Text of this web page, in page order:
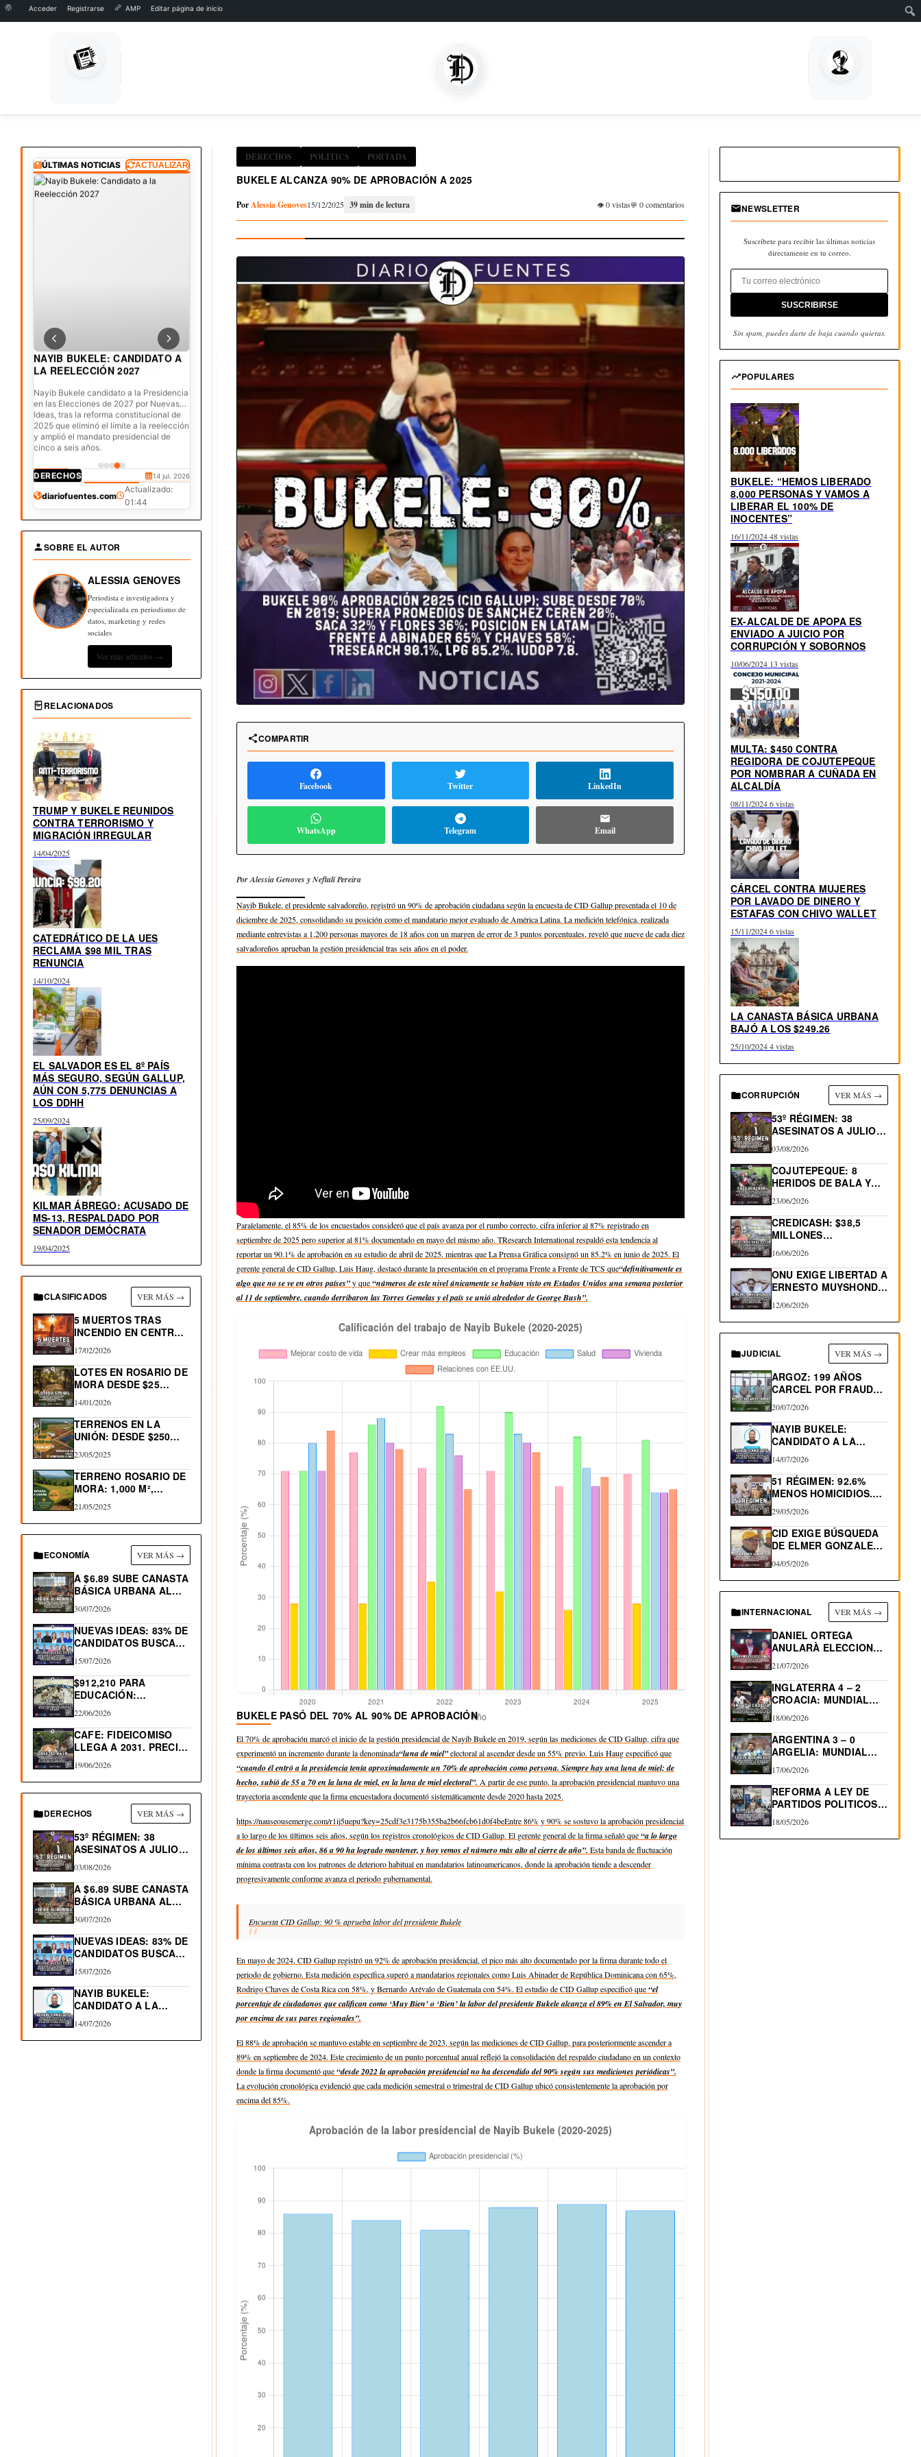
ÚLTIMAS NOTICIAS ACTUALIZAR
DERECHOS 30 jul. 2026
JUDICIAL 20 jul. 2026
DERECHOS 15 jul. 2026
NAYIB BUKELE: CANDIDATO A
LA REELECCIÓN 2027
Nayib Bukele candidato a la Presidencia
en las Elecciones de 2027 por Nuevas
Ideas, tras la reforma constitucional de
2025 que eliminó el límite a la reelección
y amplió el mandato presidencial de
cinco a seis años.
DERECHOS 14 jul. 2026
DERECHOS 22 jun. 2026
diariofuentes.com
Actualizado:
01:44
SOBRE EL AUTOR
ALESSIA GENOVES
Periodista e investigadora y
especializada en periodismo de
datos, marketing y redes
sociales
Ver más artículos →
RELACIONADOS
TRUMP Y BUKELE REUNIDOS
CONTRA TERRORISMO Y
MIGRACIÓN IRREGULAR
14/04/2025
CATEDRÁTICO DE LA UES
RECLAMA $98 MIL TRAS
RENUNCIA
14/10/2024
EL SALVADOR ES EL 8º PAÍS
MÁS SEGURO, SEGÚN GALLUP,
AÚN CON 5,775 DENUNCIAS A
LOS DDHH
25/09/2024
KILMAR ÁBREGO: ACUSADO DE
MS-13, RESPALDADO POR
SENADOR DEMÓCRATA
19/04/2025
CLASIFICADOS VER MÁS →
5 MUERTOS TRAS
INCENDIO EN CENTRO
HISTÓRICO…
17/02/2026
LOTES EN ROSARIO DE
MORA DESDE $25…
14/01/2026
TERRENOS EN LA
UNIÓN: DESDE $250
MIL…
23/05/2025
TERRENO ROSARIO DE
MORA: 1,000 M²,
NACIMIENTO…
21/05/2025
ECONOMÍA VER MÁS →
A $6.89 SUBE CANASTA
BÁSICA URBANA AL…
30/07/2026
NUEVAS IDEAS: 83% DE
CANDIDATOS BUSCAN
RE-ELECCIÓN…
15/07/2026
$912,210 PARA
EDUCACIÓN:
PROGRAMA
TRAYECTORIAS
EDUCATIVAS
COMPLEJAS
22/06/2026
CAFE: FIDEICOMISO
LLEGA A 2031. PRECIO
LIBRA…
19/06/2026
DERECHOS VER MÁS →
53º RÉGIMEN: 38
ASESINATOS A JULIO
2026.…
03/08/2026
A $6.89 SUBE CANASTA
BÁSICA URBANA AL…
30/07/2026
NUEVAS IDEAS: 83% DE
CANDIDATOS BUSCAN
RE-ELECCIÓN…
15/07/2026
NAYIB BUKELE:
CANDIDATO A LA
REELECCIÓN 2027
14/07/2026
DERECHOS POLITICS PORTADA
BUKELE ALCANZA 90% DE APROBACIÓN A 2025
PorAlessia Genoves15/12/2025 39 min de lectura 0 vistas 0 comentarios
COMPARTIR
Facebook Twitter LinkedIn
WhatsApp Telegram Email
Por Alessia Genoves y Neftalí Pereira
Nayib Bukele, el presidente salvadoreño, registró un 90% de aprobación ciudadana según la encuesta de CID Gallup presentada el 10 de
diciembre de 2025, consolidando su posición como el mandatario mejor evaluado de América Latina. La medición telefónica, realizada
mediante entrevistas a 1,200 personas mayores de 18 años con un margen de error de 3 puntos porcentuales, reveló que nueve de cada diez
salvadoreños aprueban la gestión presidencial tras seis años en el poder.
Paralelamente, el 85% de los encuestados consideró que el país avanza por el rumbo correcto, cifra inferior al 87% registrado en
septiembre de 2025 pero superior al 81% documentado en mayo del mismo año. TResearch International respaldó esta tendencia al
reportar un 90.1% de aprobación en su estudio de abril de 2025, mientras que La Prensa Gráfica consignó un 85.2% en junio de 2025. El
gerente general de CID Gallup, Luis Haug, destacó durante la presentación en el programa Frente a Frente de TCS que“definitivamente es
algo que no se ve en otros países”y que“números de este nivel únicamente se habían visto en Estados Unidos una semana posterior
al 11 de septiembre, cuando derribaron las Torres Gemelas y el país se unió alrededor de George Bush”.
BUKELE PASÓ DEL 70% AL 90% DE APROBACIÓN
El 70% de aprobación marcó el inicio de la gestión presidencial de Nayib Bukele en 2019, según las mediciones de CID Gallup, cifra que
experimentó un incremento durante la denominada“luna de miel”electoral al ascender desde un 55% previo. Luis Haug especificó que
“cuando él entró a la presidencia tenía aproximadamente un 70% de aprobación como persona. Siempre hay una luna de miel; de
hecho, subió de 55 a 70 en la luna de miel, en la luna de miel electoral”. A partir de ese punto, la aprobación presidencial mantuvo una
trayectoria ascendente que la firma encuestadora documentó sistemáticamente desde 2020 hasta 2025.
https://nauseousemerge.com/r1ij5uepu?key=25cdf3e3175b355ba2b66fcb61d0f4beEntre 86% y 90% se sostuvo la aprobación presidencial
a lo largo de los últimos seis años, según los registros cronológicos de CID Gallup. El gerente general de la firma señaló que“a lo largo
de los últimos seis años, 86 a 90 ha logrado mantener, y hoy vemos el número más alto al cierre de año”. Esta banda de fluctuación
mínima contrasta con los patrones de deterioro habitual en mandatarios latinoamericanos, donde la aprobación tiende a descender
progresivamente conforme avanza el periodo gubernamental.
Encuesta CID Gallup: 90 % aprueba labor del presidente Bukele
En mayo de 2024, CID Gallup registró un 92% de aprobación presidencial, el pico más alto documentado por la firma durante todo el
periodo de gobierno. Esta medición específica superó a mandatarios regionales como Luis Abinader de República Dominicana con 65%,
Rodrigo Chaves de Costa Rica con 58%, y Bernardo Arévalo de Guatemala con 54%. El estudio de CID Gallup especificó que“el
porcentaje de ciudadanos que califican como ‘Muy Bien’ o ‘Bien’ la labor del presidente Bukele alcanza el 89% en El Salvador, muy
por encima de sus pares regionales”.
El 88% de aprobación se mantuvo estable en septiembre de 2023, según las mediciones de CID Gallup, para posteriormente ascender a
89% en septiembre de 2024. Este crecimiento de un punto porcentual anual reflejó la consolidación del respaldo ciudadano en un contexto
donde la firma documentó que“desde 2022 la aprobación presidencial no ha descendido del 90% según sus mediciones periódicas”.
La evolución cronológica evidenció que cada medición semestral o trimestral de CID Gallup ubicó consistentemente la aprobación por
encima del 85%.
NEWSLETTER
Suscríbete para recibir las últimas noticias
directamente en tu correo.
SUSCRIBIRSE
Sin spam, puedes darte de baja cuando quieras.
POPULARES
BUKELE: “HEMOS LIBERADO
8,000 PERSONAS Y VAMOS A
LIBERAR EL 100% DE
INOCENTES”
16/11/202448 vistas
EX-ALCALDE DE APOPA ES
ENVIADO A JUICIO POR
CORRUPCIÓN Y SOBORNOS
10/06/2024 13 vistas
MULTA: $450 CONTRA
REGIDORA DE COJUTEPEQUE
POR NOMBRAR A CUÑADA EN
ALCALDÍA
08/11/20246 vistas
CÁRCEL CONTRA MUJERES
POR LAVADO DE DINERO Y
ESTAFAS CON CHIVO WALLET
15/11/20246 vistas
LA CANASTA BÁSICA URBANA
BAJÓ A LOS $249.26
25/10/20244 vistas
CORRUPCIÓN VER MÁS →
53º RÉGIMEN: 38
ASESINATOS A JULIO
2026.…
03/08/2026
COJUTEPEQUE: 8
HERIDOS DE BALA Y
0…
23/06/2026
CREDICASH: $38,5
MILLONES
INCAUTADOS. INICIAN
DEVOLUCIÓN
16/06/2026
ONU EXIGE LIBERTAD A
ERNESTO MUYSHONDT,
CONDENADO…
12/06/2026
JUDICIAL VER MÁS →
ARGOZ: 199 AÑOS
CARCEL POR FRAUDES
INMOBILIARIOS
20/07/2026
NAYIB BUKELE:
CANDIDATO A LA
REELECCIÓN 2027
14/07/2026
51 RÉGIMEN: 92.6%
MENOS HOMICIDIOS.
530 “MUERTES…
29/05/2026
CID EXIGE BÚSQUEDA
DE ELMER GONZALEZ,
DEPORTADO…
04/05/2026
INTERNACIONAL VER MÁS →
DANIEL ORTEGA
ANULARÀ ELECCIONES
EN NICARAGUA
21/07/2026
INGLATERRA 4 – 2
CROACIA: MUNDIAL
2026
18/06/2026
ARGENTINA 3 – 0
ARGELIA: MUNDIAL
2026…
17/06/2026
REFORMA A LEY DE
PARTIDOS POLITICOS:
RE-ELECCIÓN…
18/05/2026
Acerca
de
Acceder Registrarse AMP Editar página de inicio